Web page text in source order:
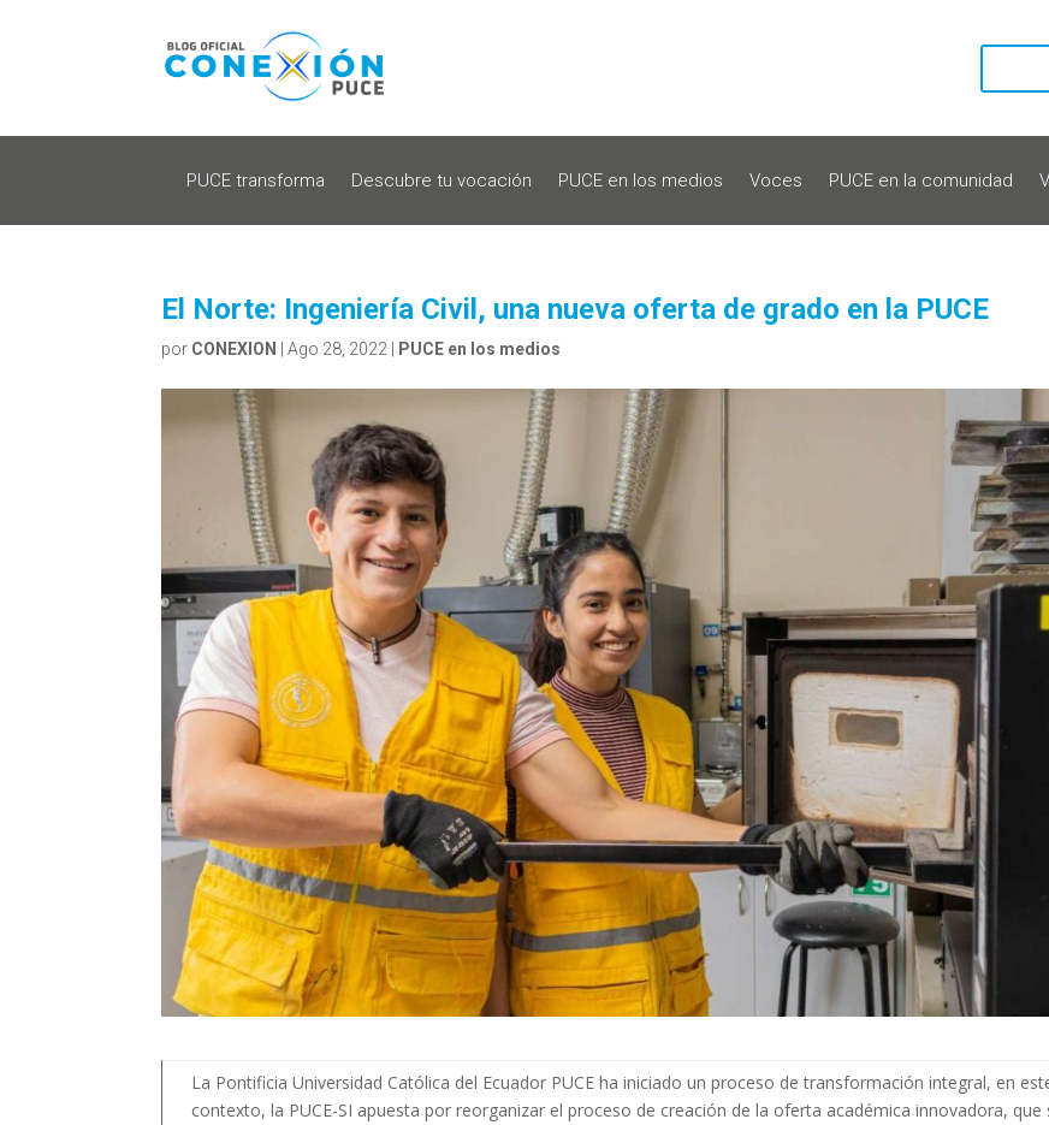
PUCE transforma Descubre tu vocación PUCE en los medios Voces PUCE en la comunidad
El Norte: Ingeniería Civil, una nueva oferta de grado en la PUCE
por CONEXION |Ago 28, 2022 PUCE en los medios
La Pontificia Universidad Católica del Ecuador PUCE ha iniciado un proceso de transformación integral, en
contexto, la PUCE-SI apuesta por reorganizar el proceso de creación de la oferta académica innovadora, que